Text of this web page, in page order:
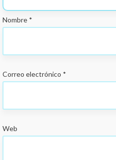
Nombre *
Correo electrónico *
Web